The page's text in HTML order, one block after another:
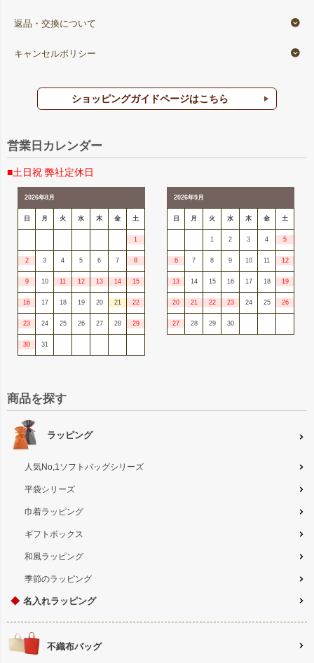
返品・交換について
キャンセルポリシー
ショッピングガイドページはこちら
営業日カレンダー
■土日祝 弊社定休日
2026年8月
日 月 火 水 木 金 土
1
2 3 4 5 6 7 8
9 10 11 12 13 14 15
16 17 18 19 20 21 22
23 24 25 26 27 28 29
30 31
2026年9月
日 月 火 水 木 金 土
1 2 3 4 5
6 7 8 9 10 11 12
13 14 15 16 17 18 19
20 21 22 23 24 25 26
27 28 29 30
商品を探す
ラッピング
人気No,1ソフトバッグシリーズ
平袋シリーズ
巾着ラッピング
ギフトボックス
和風ラッピング
季節のラッピング
◆ 名入れラッピング
不織布バッグ